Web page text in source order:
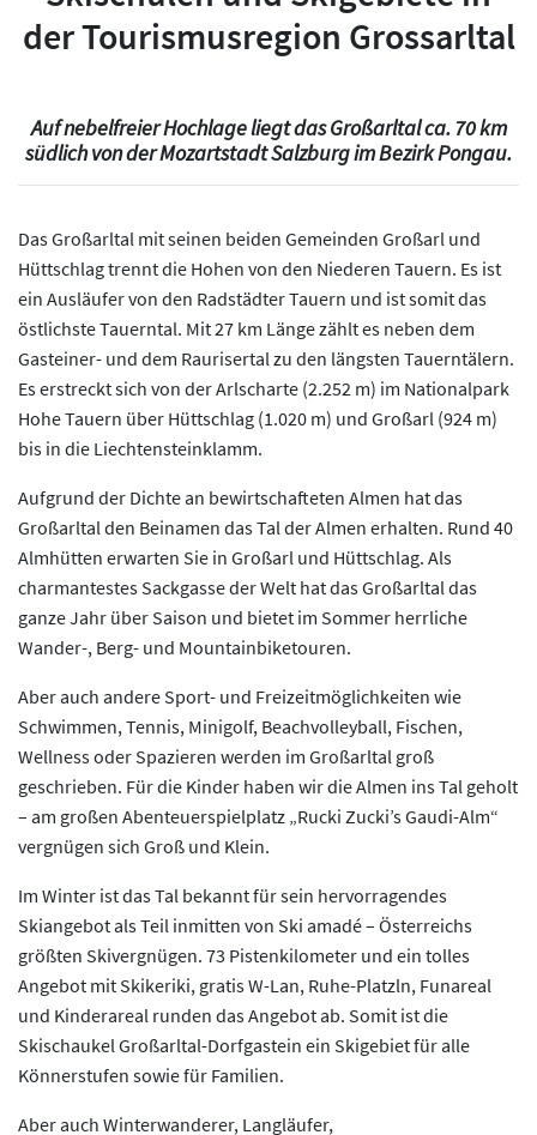
der Tourismusregion Grossarltal
Auf nebelfreier Hochlage liegt das Großarltal ca. 70 km
südlich von der Mozartstadt Salzburg im Bezirk Pongau.
Das Großarltal mit seinen beiden Gemeinden Großarl und
Hüttschlag trennt die Hohen von den Niederen Tauern. Es ist
ein Ausläufer von den Radstädter Tauern und ist somit das
östlichste Tauerntal. Mit 27 km Länge zählt es neben dem
Gasteiner- und dem Raurisertal zu den längsten Tauerntälern.
Es erstreckt sich von der Arlscharte (2.252 m) im Nationalpark
Hohe Tauern über Hüttschlag (1.020 m) und Großarl (924 m)
bis in die Liechtensteinklamm.
Aufgrund der Dichte an bewirtschafteten Almen hat das
Großarltal den Beinamen das Tal der Almen erhalten. Rund 40
Almhütten erwarten Sie in Großarl und Hüttschlag. Als
charmantestes Sackgasse der Welt hat das Großarltal das
ganze Jahr über Saison und bietet im Sommer herrliche
Wander-, Berg- und Mountainbiketouren.
Aber auch andere Sport- und Freizeitmöglichkeiten wie
Schwimmen, Tennis, Minigolf, Beachvolleyball, Fischen,
Wellness oder Spazieren werden im Großarltal groß
geschrieben. Für die Kinder haben wir die Almen ins Tal geholt
– am großen Abenteuerspielplatz „Rucki Zucki’s Gaudi-Alm“
vergnügen sich Groß und Klein.
Im Winter ist das Tal bekannt für sein hervorragendes
Skiangebot als Teil inmitten von Ski amadé – Österreichs
größten Skivergnügen. 73 Pistenkilometer und ein tolles
Angebot mit Skikeriki, gratis W-Lan, Ruhe-Platzln, Funareal
und Kinderareal runden das Angebot ab. Somit ist die
Skischaukel Großarltal-Dorfgastein ein Skigebiet für alle
Könnerstufen sowie für Familien.
Aber auch Winterwanderer, Langläufer,